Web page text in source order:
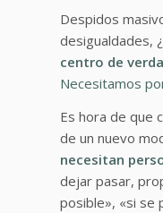
Despidos
desigualdades,
centro de
Necesitamos
Es hora de que
de un nuevo
necesitan
dejar pasar,
posible», «si se